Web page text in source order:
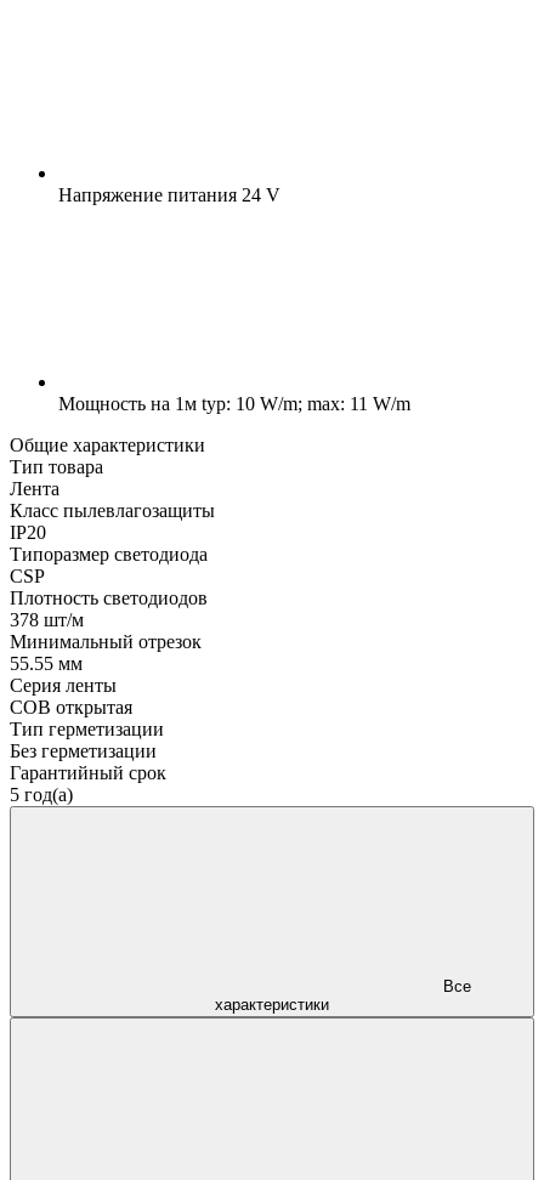
Напряжение питания 24 V
Мощность на 1м typ: 10 W/m; max: 11 W/m
Общие характеристики
Тип товара
Лента
Класс пылевлагозащиты
IP20
Типоразмер светодиода
CSP
Плотность светодиодов
378 шт/м
Минимальный отрезок
55.55 мм
Серия ленты
COB открытая
Тип герметизации
Без герметизации
Гарантийный срок
5 год(а)
характеристики